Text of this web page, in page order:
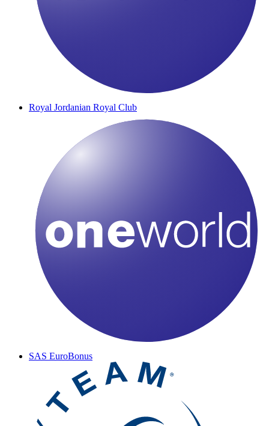
Royal Jordanian Royal Club
SAS EuroBonus